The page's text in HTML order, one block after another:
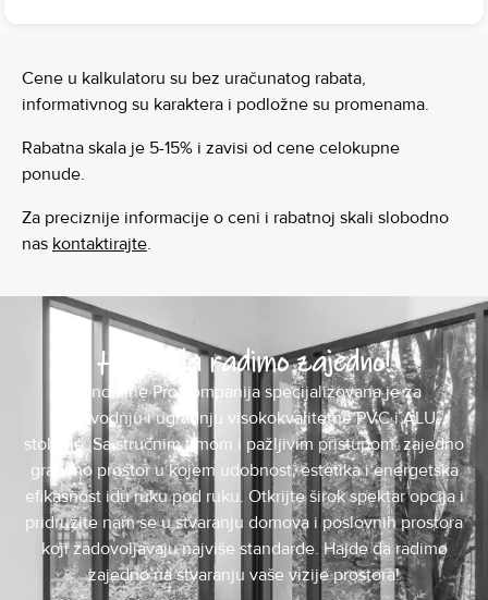
Cene u kalkulatoru su bez uračunatog rabata,
informativnog su karaktera i podložne su promenama.
Rabatna skala je 5-15% i zavisi od cene celokupne
ponude.
Za preciznije informacije o ceni i rabatnoj skali slobodno
nas kontaktirajte.
Hajde da radimo zajedno!
Mond Line Pro kompanija specijalizovana je za
proizvodnju i ugradnju visokokvalitetne PVC i ALU
stolarije. Sa stručnim timom i pažljivim pristupom, zajedno
gradimo prostor u kojem udobnost, estetika i energetska
efikasnost idu ruku pod ruku. Otkrijte širok spektar opcija i
pridružite nam se u stvaranju domova i poslovnih prostora
koji zadovoljavaju najviše standarde. Hajde da radimo
zajedno na stvaranju vaše vizije prostora!